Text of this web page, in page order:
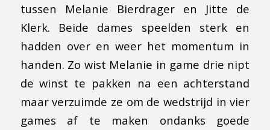
tussen Melanie Bierdrager en Jitte de
Klerk. Beide dames speelden sterk en
hadden over en weer het momentum in
handen. Zo wist Melanie in game drie nipt
de winst te pakken na een achterstand
maar verzuimde ze om de wedstrijd in vier
games af te maken ondanks goede